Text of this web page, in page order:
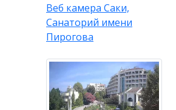
Веб камера Саки,
Санаторий имени
Пирогова